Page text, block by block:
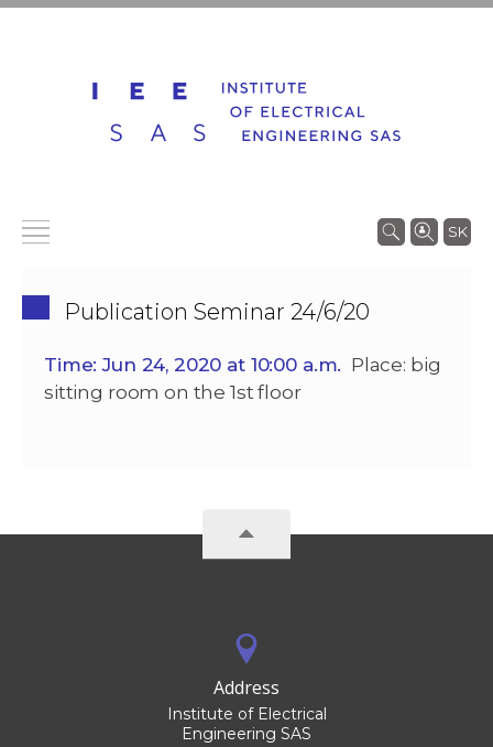
SK
Publication Seminar 24/6/20
Time: Jun 24, 2020 at 10:00 a.m. Place: big
sitting room on the 1st floor
Address
Institute of Electrical
Engineering SAS